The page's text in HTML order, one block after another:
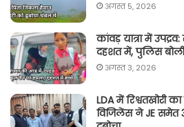
अगस्त 5, 2026
कांवड़ यात्रा में
दहशत में, पुलिस
अगस्त 3, 2026
LDA में रिश्वतखोरी
विजिलेंस ने JE समेत